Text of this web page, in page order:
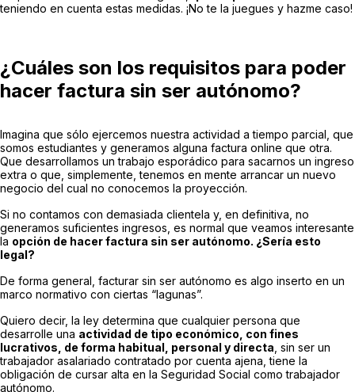
teniendo en cuenta estas medidas. ¡No te la juegues y hazme caso!
¿Cuáles son los requisitos para poder
hacer factura sin ser autónomo?
Imagina que sólo ejercemos nuestra actividad a tiempo parcial, que
somos estudiantes y generamos alguna factura online que otra.
Que desarrollamos un trabajo esporádico para sacarnos un ingreso
extra o que, simplemente, tenemos en mente arrancar un nuevo
negocio del cual no conocemos la proyección.
Si no contamos con demasiada clientela y, en definitiva, no
generamos suficientes ingresos, es normal que veamos interesante
la opción de hacer factura sin ser autónomo. ¿Sería esto
legal?
De forma general, facturar sin ser autónomo es algo inserto en un
marco normativo con ciertas “lagunas”.
Quiero decir, la ley determina que cualquier persona que
desarrolle una actividad de tipo económico, con fines
lucrativos, de forma habitual, personal y directa , sin ser un
trabajador asalariado contratado por cuenta ajena, tiene la
obligación de cursar alta en la Seguridad Social como trabajador
autónomo.